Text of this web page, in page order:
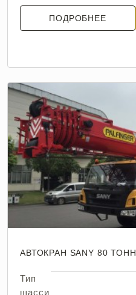
ПОДРОБНЕЕ
АВТОКРАН SANY 80 ТОНН
Тип
шасси